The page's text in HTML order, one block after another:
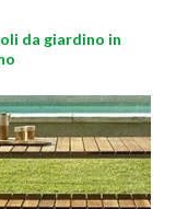
da giardino in